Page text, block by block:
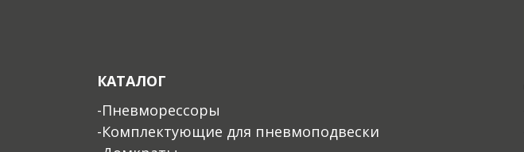
КАТАЛОГ
-Пневморессоры
-Комплектующие для пневмоподвески